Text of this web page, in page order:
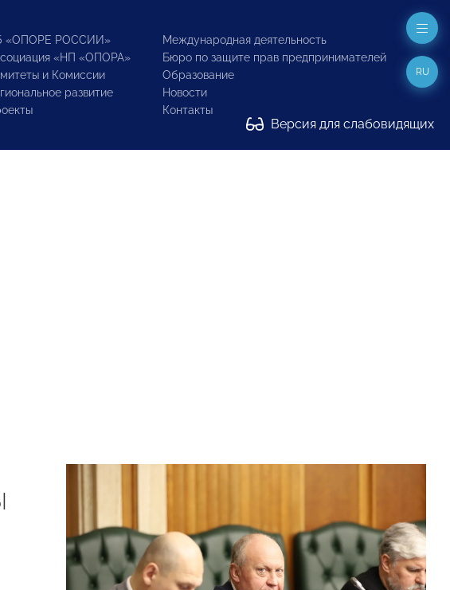
«ОПОРЕ РОССИИ»
«НП «ОПОРА»
и Комиссии
развитие
Международная деятельность
Бюро по защите прав предпринимателей
Образование
Новости
Контакты
Версия для слабовидящих
RU